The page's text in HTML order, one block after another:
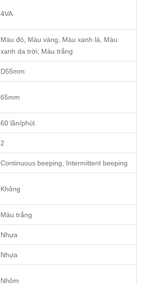
4VA
Màu đỏ, Màu vàng, Màu xanh lá, Màu
xanh da trời, Màu trắng
D55mm
65mm
60 lần/phút
2
Continuous beeping, Intermittent beeping
Không
Màu trắng
Nhựa
Nhựa
Nhôm